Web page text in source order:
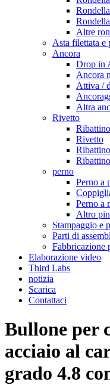
Altre
Asta filettata e
Ancora
Drop in
Ancora
Attiva /
Altra
Rivetto
Rivetto
perno
Perno a
Perno a
Altro pin
Stampaggio e
Parti di
Fabbricazione
Elaborazione video
Third Labs
notizia
Scarica
Contattaci
Bullone per
acciaio al
grado 4.8